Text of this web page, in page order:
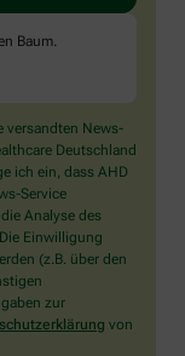
Baum
versandten News-
Deutschland
ich ein, dass AHD
Service
Analyse des
Einwilligung
(z.B. über den
zur
von